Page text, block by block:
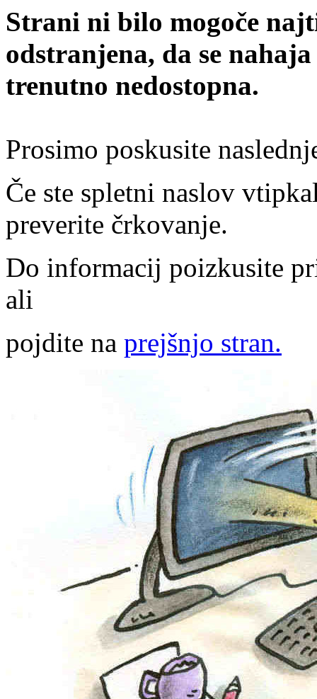
Strani ni bilo mogoče
odstranjena, da se
trenutno nedostopna.
Prosimo poskusite
Če ste spletni naslov
preverite črkovanje.
Do informacij poizkusite
ali
pojdite na prejšnjo stran.